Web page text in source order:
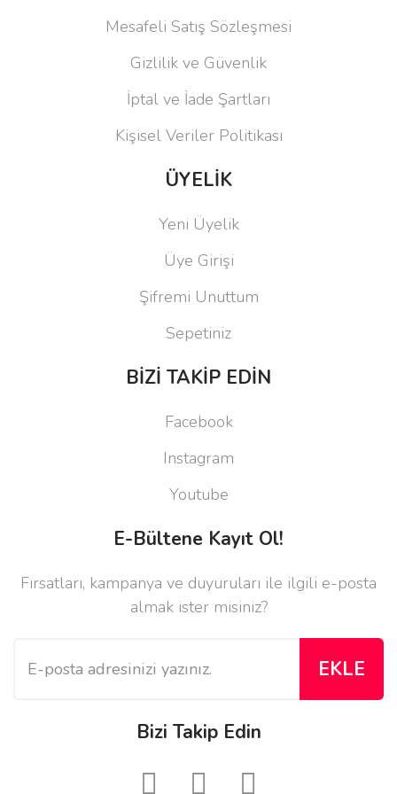
Mesafeli Satış Sözleşmesi
Gizlilik ve Güvenlik
İptal ve İade Şartları
Kişisel Veriler Politikası
ÜYELİK
Yeni Üyelik
Üye Girişi
Şifremi Unuttum
Sepetiniz
BİZİ TAKİP EDİN
Facebook
Instagram
Youtube
E-Bültene Kayıt Ol!
Fırsatları, kampanya ve duyuruları ile ilgili e-posta
almak ister misiniz?
EKLE
Bizi Takip Edin